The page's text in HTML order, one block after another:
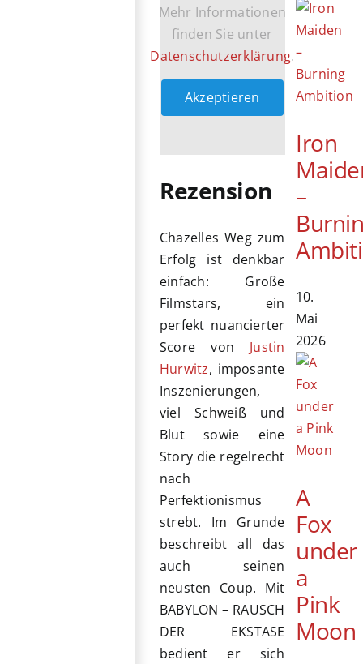
Mehr Informationen
finden Sie unter
Datenschutzerklärung.
Akzeptieren
Rezension
Chazelles Weg zum
Erfolg ist denkbar
einfach: Große
Filmstars, ein
perfekt nuancierter
Score von Justin
Hurwitz, imposante
Inszenierungen,
viel Schweiß und
Blut sowie eine
Story die regelrecht
nach
Perfektionismus
strebt. Im Grunde
beschreibt all das
auch seinen
neusten Coup. Mit
BABYLON – RAUSCH
DER EKSTASE
bedient er sich
Iron
–
10.
Mai
2026
A
Fox
under
a
Pink
Moon